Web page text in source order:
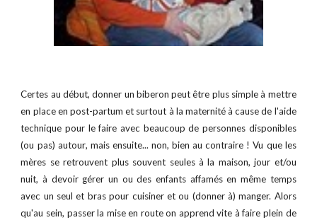
Certes au début, donner un biberon peut être plus simple à mettre
en place en post-partum et surtout à la maternité à cause de l'aide
technique pour le faire avec beaucoup de personnes disponibles
(ou pas) autour, mais ensuite... non, bienau contraire ! Vu que les
mères se retrouvent plus souvent seules à la maison, jour et/ou
nuit, à devoir gérer un ou des enfants affamés en même temps
avec un seul et bras pour cuisiner et ou (donner à) manger. Alors
qu'au sein, passer la mise en route on apprend vite à faire plein de